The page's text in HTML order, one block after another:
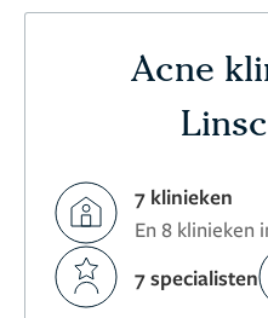
Acne
7 klinieken
En 8 klinieken
7 specialisten